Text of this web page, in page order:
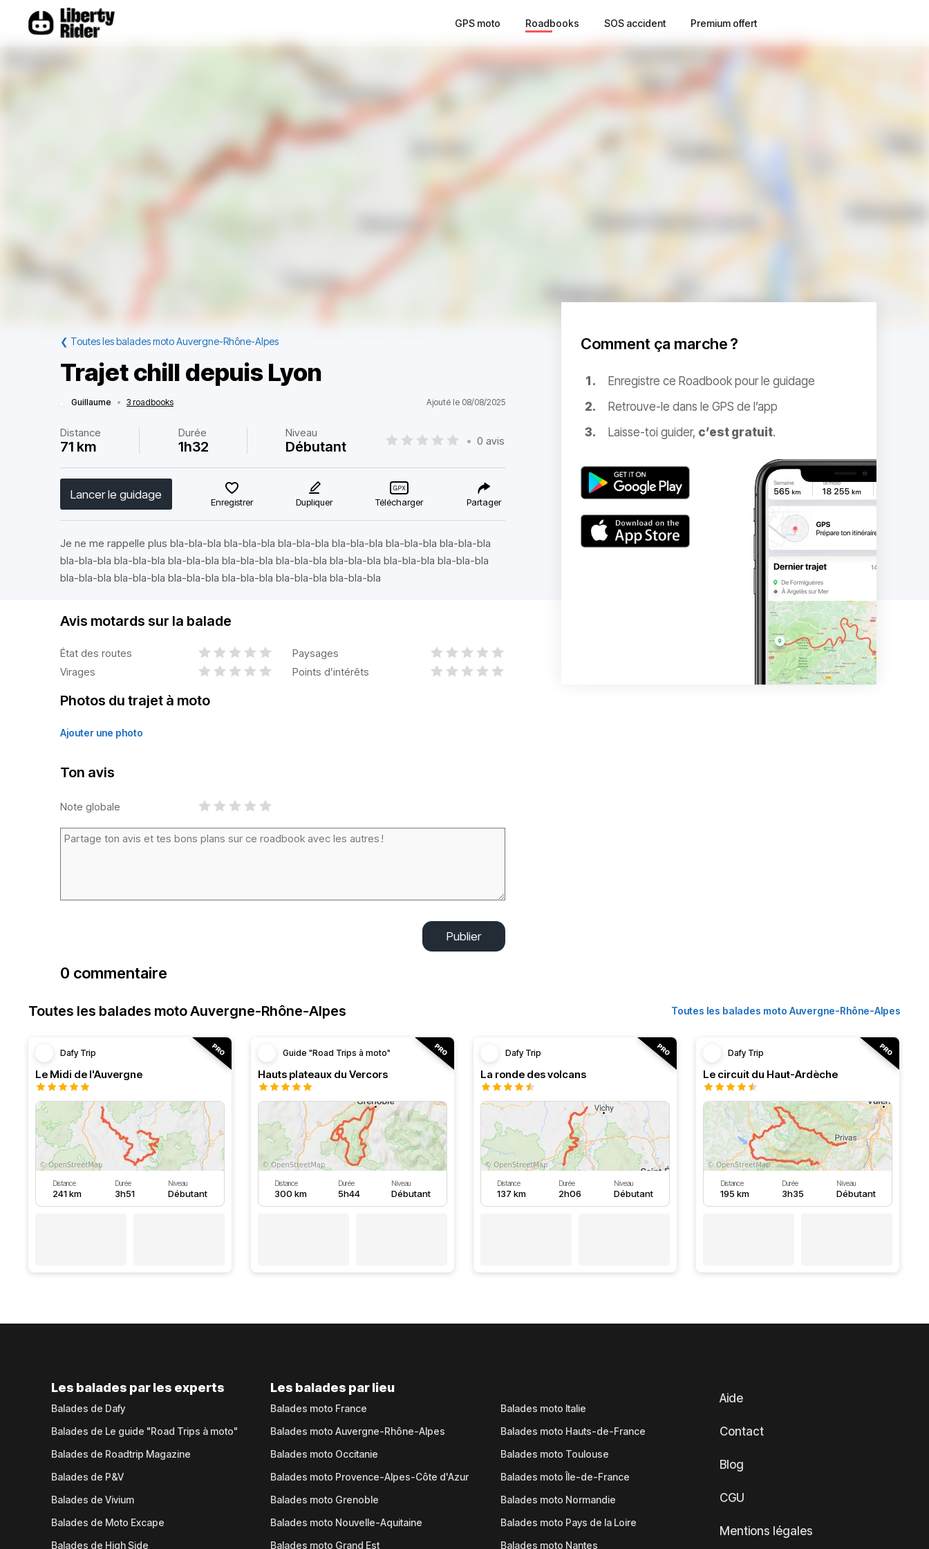
GPS moto Roadbooks SOS accident Premium offert
❮ Toutes les balades moto Auvergne-Rhône-Alpes
Trajet chill depuis Lyon
Guillaume • 3 roadbooks Ajouté le 08/08/2025
Distance
71 km
Durée
1h32
Niveau
Débutant • 0 avis
Lancer le guidage
Enregistrer Dupliquer Télécharger Partager
Je ne me rappelle plus bla-bla-bla bla-bla-bla bla-bla-bla bla-bla-bla bla-bla-bla bla-bla-bla
bla-bla-bla bla-bla-bla bla-bla-bla bla-bla-bla bla-bla-bla bla-bla-bla bla-bla-bla bla-bla-bla
bla-bla-bla bla-bla-bla bla-bla-bla bla-bla-bla bla-bla-bla bla-bla-bla
Comment ça marche ?
Enregistre ce Roadbook pour le guidage
Retrouve-le dans le GPS de l’app
Laisse-toi guider, c’est gratuit.
Avis motards sur la balade
État des routes
Paysages
Virages
Points d’intérêts
Photos du trajet à moto
Ajouter une photo
Ton avis
Note globale
Publier
0 commentaire
Toutes les balades moto Auvergne-Rhône-Alpes Toutes les balades moto Auvergne-Rhône-Alpes
Dafy Trip
Le Midi de l'Auvergne
Distance
241 km
Durée
3h51
Niveau
Débutant
Guide "Road Trips à moto"
Hauts plateaux du Vercors
Distance
300 km
Durée
5h44
Niveau
Débutant
Dafy Trip
La ronde des volcans
Distance
137 km
Durée
2h06
Niveau
Débutant
Dafy Trip
Le circuit du Haut-Ardèche
Distance
195 km
Durée
3h35
Niveau
Débutant
Les balades par les experts
Balades de Dafy
Balades de Le guide "Road Trips à moto"
Balades de Roadtrip Magazine
Balades de P&V
Balades de Vivium
Balades de Moto Excape
Balades de High Side
Les balades par lieu
Balades moto France
Balades moto Auvergne-Rhône-Alpes
Balades moto Occitanie
Balades moto Provence-Alpes-Côte d'Azur
Balades moto Grenoble
Balades moto Nouvelle-Aquitaine
Balades moto Grand Est
Balades moto Italie
Balades moto Hauts-de-France
Balades moto Toulouse
Balades moto Île-de-France
Balades moto Normandie
Balades moto Pays de la Loire
Balades moto Nantes
Aide
Contact
Blog
CGU
Mentions légales